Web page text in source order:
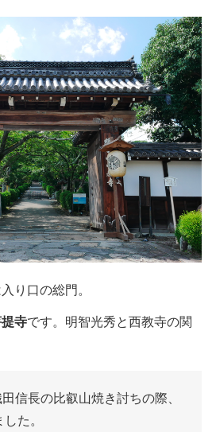
り口の総門。
寺です。明智光秀と西教寺の関
信長の比叡山焼き討ちの際、
た。